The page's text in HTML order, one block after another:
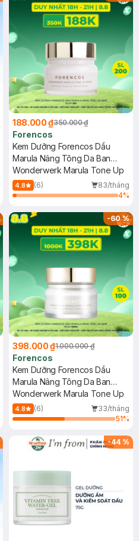
188.000 ₫350.000 ₫
Forencos
Kem Dưỡng Forencos Dầu
Marula Nâng Tông Da Ban
Ngày 15g
Wonderwerk Marula Tone Up
4.8 (6)
83/tháng
4%
-60%
398.000 ₫1.000.000 ₫
Forencos
Kem Dưỡng Forencos Dầu
Marula Nâng Tông Da Ban
Ngày 50ml
Wonderwerk Marula Tone Up
4.8 (6)
33/tháng
51%
-44 %